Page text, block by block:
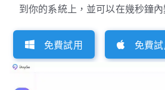
到你的系統上，並可以在幾秒鐘內
免費試用 免費試